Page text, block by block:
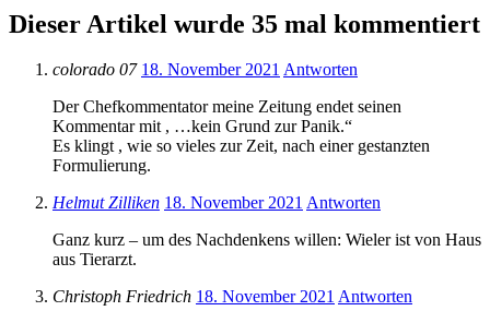
Dieser Artikel wurde 35 mal kommentiert
colorado 07 18. November 2021 Antworten
Der Chefkommentator meine Zeitung endet seinen
Kommentar mit , …kein Grund zur Panik.“
Es klingt , wie so vieles zur Zeit, nach einer gestanzten
Formulierung.
Helmut Zilliken 18. November 2021 Antworten
Ganz kurz – um des Nachdenkens willen: Wieler ist von Haus
aus Tierarzt.
Christoph Friedrich 18. November 2021 Antworten